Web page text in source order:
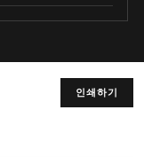
인쇄하기